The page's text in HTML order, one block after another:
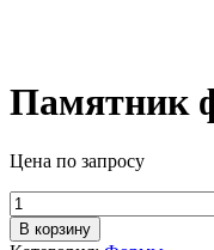
Памятник
Цена по запросу
Количество
товара
Памятник
В корзину